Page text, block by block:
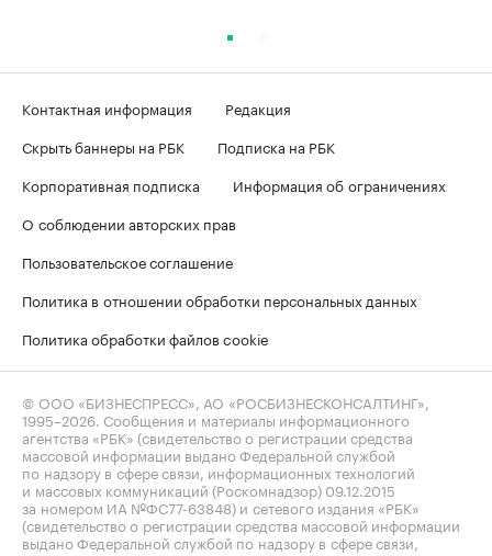
Контактная информация
Редакция
Скрыть баннеры на РБК
Подписка на РБК
Корпоративная подписка
Информация об ограничениях
О соблюдении авторских прав
Пользовательское соглашение
Политика в отношении обработки персональных данных
Политика обработки файлов cookie
© ООО «БИЗНЕСПРЕСС», АО «РОСБИЗНЕСКОНСАЛТИНГ»,
1995–2026. Сообщения и материалы информационного
агентства «РБК» (свидетельство о регистрации средства
массовой информации выдано Федеральной службой
по надзору в сфере связи, информационных технологий
и массовых коммуникаций (Роскомнадзор) 09.12.2015
за номером ИА №ФС77-63848) и сетевого издания «РБК»
(свидетельство о регистрации средства массовой информации
выдано Федеральной службой по надзору в сфере связи,